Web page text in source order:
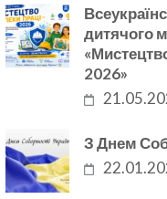
дитячого
2026»
З Днем